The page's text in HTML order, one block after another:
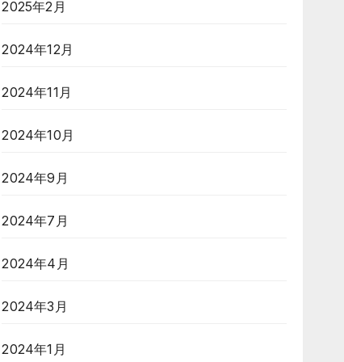
2025年2月
2024年12月
2024年11月
2024年10月
2024年9月
2024年7月
2024年4月
2024年3月
2024年1月